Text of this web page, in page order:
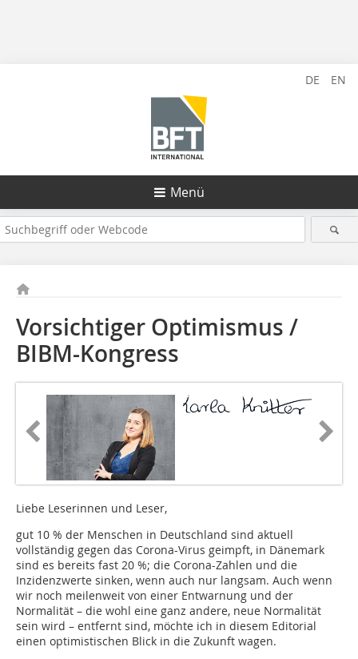
DE EN
Menü
Vorsichtiger Optimismus /
BIBM-Kongress
Liebe Leserinnen und Leser,
gut 10 % der Menschen in Deutschland sind aktuell
vollständig gegen das Corona-Virus geimpft, in Dänemark
sind es bereits fast 20 %; die Corona-Zahlen und die
Inzidenzwerte sinken, wenn auch nur langsam. Auch wenn
wir noch meilenweit von einer Entwarnung und der
Normalität – die wohl eine ganz andere, neue Normalität
sein wird – entfernt sind, möchte ich in diesem Editorial
einen optimistischen Blick in die Zukunft wagen.